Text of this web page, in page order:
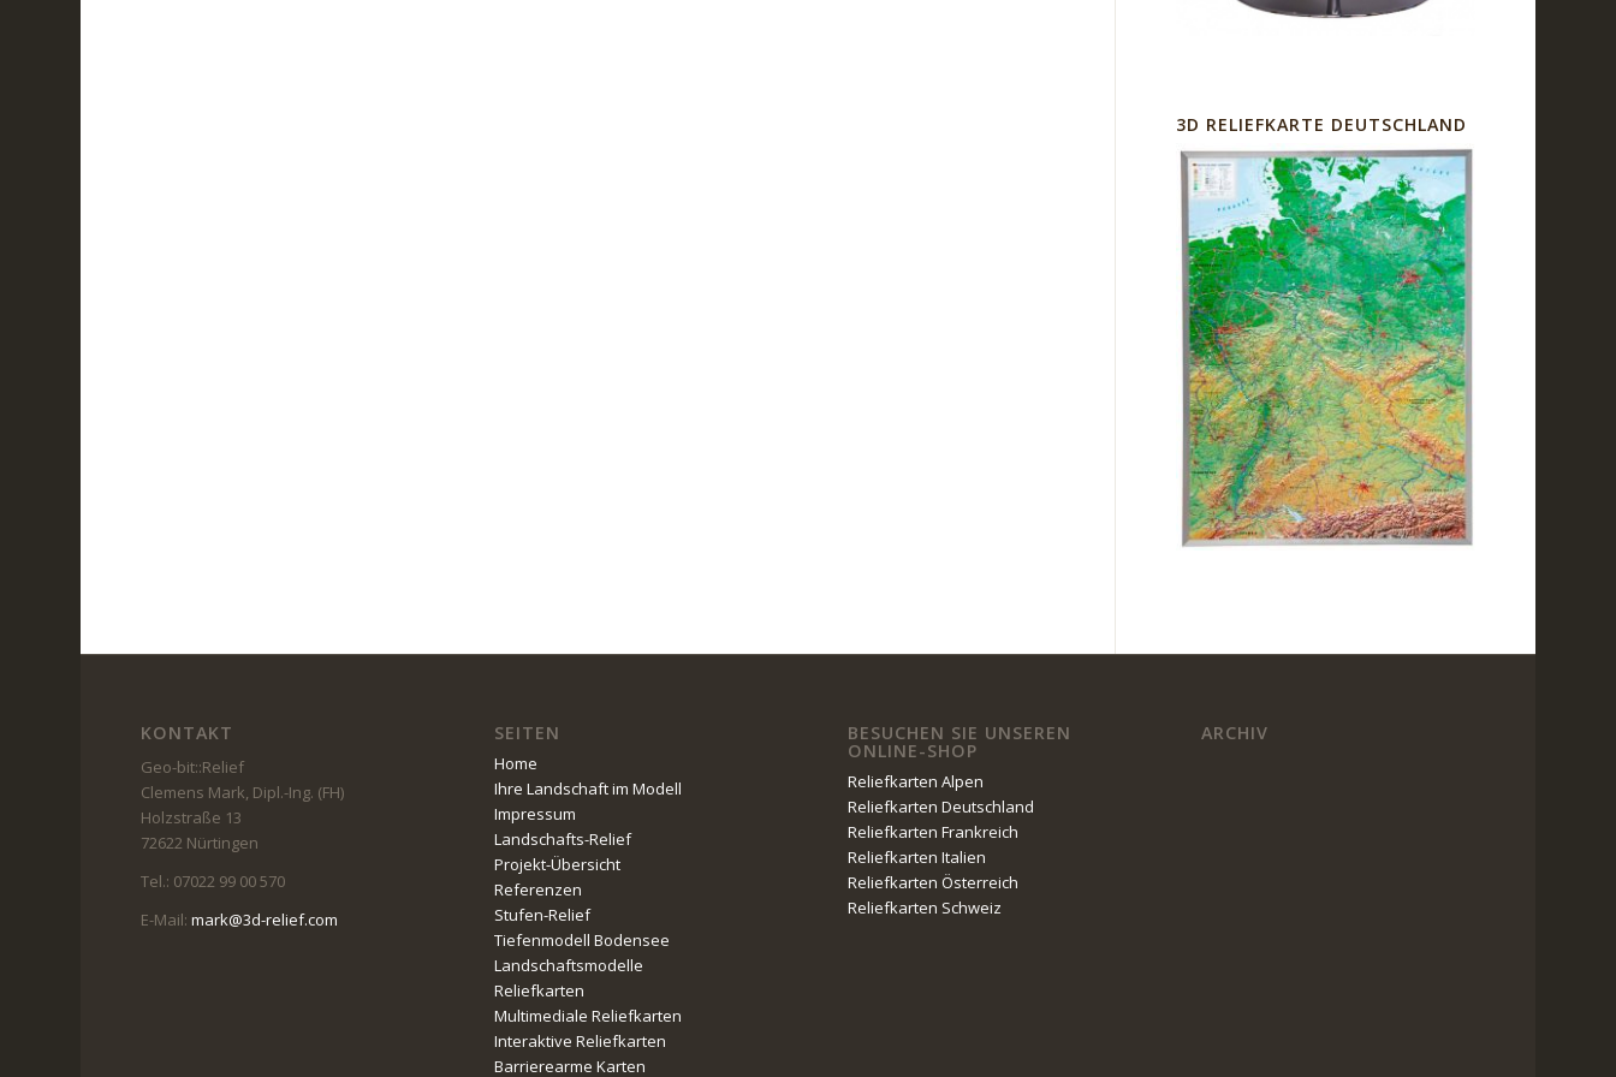
3D RELIEFKARTE DEUTSCHLAND
KONTAKT
Geo-bit::Relief
Clemens Mark, Dipl.-Ing. (FH)
Holzstraße 13
72622 Nürtingen
Tel.: 07022 99 00 570
E-Mail:mark@3d-relief.com
SEITEN
Home
Ihre Landschaft im Modell
Impressum
Landschafts-Relief
Projekt-Übersicht
Referenzen
Stufen-Relief
Tiefenmodell Bodensee
Landschaftsmodelle
Reliefkarten
Multimediale Reliefkarten
Interaktive Reliefkarten
Barrierearme Karten
BESUCHEN SIE UNSEREN
ONLINE-SHOP
Reliefkarten Alpen
Reliefkarten Deutschland
Reliefkarten Frankreich
Reliefkarten Italien
Reliefkarten Österreich
Reliefkarten Schweiz
ARCHIV